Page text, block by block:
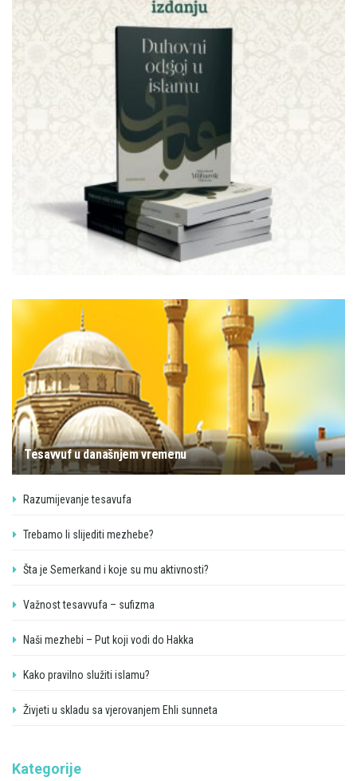
Tesavvuf u današnjem vremenu
Razumijevanje tesavufa
Trebamo li slijediti mezhebe?
Šta je Semerkand i koje su mu aktivnosti?
Važnost tesavvufa – sufizma
Naši mezhebi – Put koji vodi do Hakka
Kako pravilno služiti islamu?
Živjeti u skladu sa vjerovanjem Ehli sunneta
Kategorije